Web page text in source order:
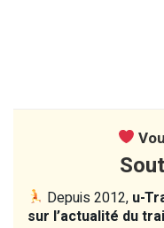
Depuis 2012, u-
sur l’actualité du